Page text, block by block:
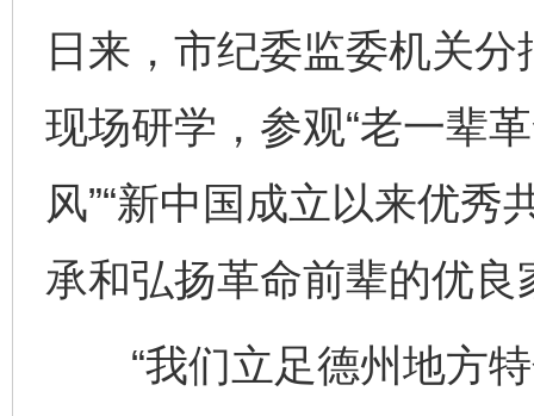
日来，市纪委监委机关
现场研学，参观“老一辈
风”“新中国成立以来优秀
承和弘扬革命前辈的优良
“我们立足德州地方特